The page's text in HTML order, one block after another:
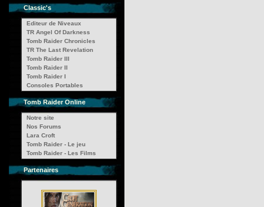
Classic's
Editeur de Niveaux
TR Angel Of Darkness
Tomb Raider Chronicles
TR The Last Revelation
Tomb Raider III
Tomb Raider II
Tomb Raider I
Consoles Portables
Tomb Raider Online
Notre site
Nos Forums
Lara Croft
Tomb Raider - Le jeu
Tomb Raider - Les Films
Partenaires